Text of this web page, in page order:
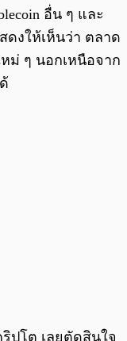
อื่น ๆ และ
ดงให้เห็นว่า ตลาด
หม่ ๆ นอกเหนือจาก
ปโต เลยตัดสินใจ